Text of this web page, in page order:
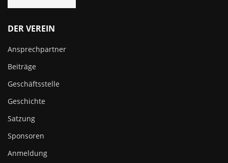
DER VEREIN
Ansprechpartner
Beiträge
Geschäftsstelle
Geschichte
Satzung
Sponsoren
Anmeldung